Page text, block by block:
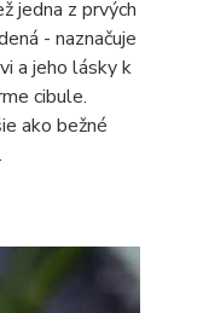
jedna z prvých
- naznačuje
a jeho lásky k
cibule.
ako bežné